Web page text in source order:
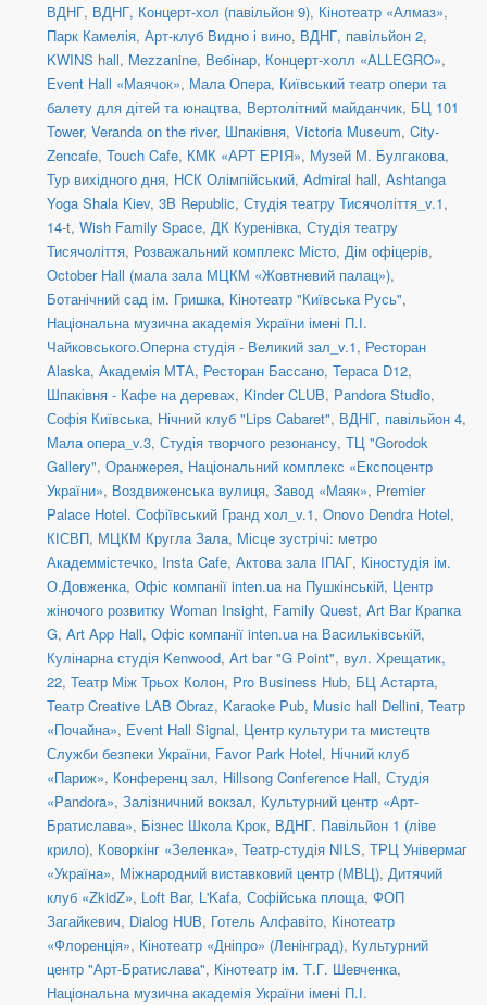
ВДНГ, ВДНГ, Концерт-хол (павільйон 9), Кінотеатр «Алмаз»,
Парк Камелія, Арт-клуб Видно і вино, ВДНГ, павільйон 2,
KWINS hall, Mezzanine, Вебінар, Концерт-холл «ALLEGRO»,
Event Hall «Маячок», Мала Опера, Київський театр опери та
балету для дітей та юнацтва, Вертолітний майданчик, БЦ 101
Tower, Veranda on the river, Шпаківня, Victoria Museum, City-
Zencafe, Touch Cafe, КМК «АРТ ЕРІЯ», Музей М. Булгакова,
Тур вихідного дня, НСК Олімпійський, Admiral hall, Ashtanga
Yoga Shala Kiev, 3B Republic, Студія театру Тисячоліття_v.1,
14-t, Wish Family Space, ДК Куренівка, Студія театру
Тисячоліття, Розважальний комплекс Місто, Дім офіцерів,
October Hall (мала зала МЦКМ «Жовтневий палац»),
Ботанічний сад ім. Гришка, Кінотеатр "Київська Русь",
Національна музична академія України імені П.І.
Чайковського.Оперна студія - Великий зал_v.1, Ресторан
Alaska, Академія МТА, Ресторан Бассано, Тераса D12,
Шпаківня - Кафе на деревах, Kinder CLUB, Pandora Studio,
Софія Київська, Нічний клуб "Lips Cabaret", ВДНГ, павільйон 4,
Мала опера_v.3, Студія творчого резонансу, ТЦ "Gorodok
Gallery", Оранжерея, Національний комплекс «Експоцентр
України», Воздвиженська вулиця, Завод «Маяк», Premier
Palace Hotel. Софіївський Гранд хол_v.1, Onovo Dendra Hotel,
КІСВП, МЦКМ Кругла Зала, Місце зустрічі: метро
Академмістечко, Insta Cafe, Актова зала ІПАГ, Кіностудія ім.
О.Довженка, Офіс компанії inten.ua на Пушкінській, Центр
жіночого розвитку Woman Insight, Family Quest, Art Bar Крапка
G, Art App Hall, Офіс компанії inten.ua на Васильківській,
Кулінарна студія Kenwood, Art bar "G Point", вул. Хрещатик,
22, Театр Між Трьох Колон, Pro Business Hub, БЦ Астарта,
Театр Creative LAB Obraz, Karaoke Pub, Music hall Dellini, Театр
«Почайна», Event Hall Signal, Центр культури та мистецтв
Служби безпеки України, Favor Park Hotel, Нічний клуб
«Париж», Конференц зал, Hillsong Conference Hall, Студія
«Pandora», Залізничний вокзал, Культурний центр «Арт-
Братислава», Бізнес Школа Крок, ВДНГ. Павільйон 1 (ліве
крило), Коворкінг «Зеленка», Театр-студія NILS, ТРЦ Універмаг
«Україна», Міжнародний виставковий центр (МВЦ), Дитячий
клуб «ZkidZ», Loft Bar, L'Kafa, Софійська площа, ФОП
Загайкевич, Dialog HUB, Готель Алфавіто, Кінотеатр
«Флоренція», Кінотеатр «Дніпро» (Ленінград), Культурний
центр "Арт-Братислава", Кінотеатр ім. Т.Г. Шевченка,
Національна музична академія України імені П.І.